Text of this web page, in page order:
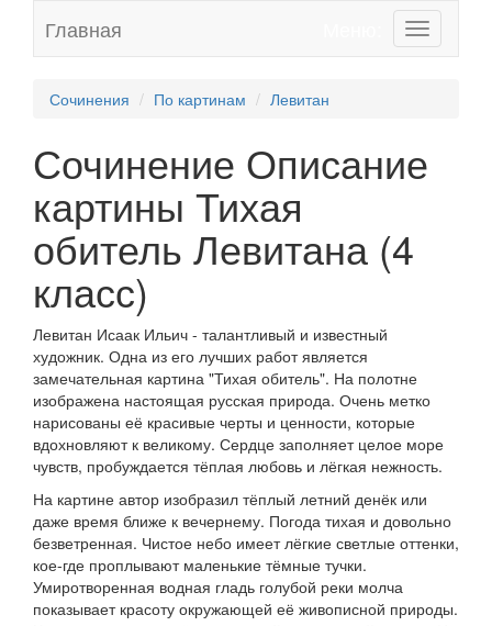
Toggle
navigation
Главная
Сочинения По картинам Левитан
Сочинение Описание
картины Тихая
обитель Левитана (4
класс)
Левитан Исаак Ильич - талантливый и известный
художник. Одна из его лучших работ является
замечательная картина "Тихая обитель". На полотне
изображена настоящая русская природа. Очень метко
нарисованы её красивые черты и ценности, которые
вдохновляют к великому. Сердце заполняет целое море
чувств, пробуждается тёплая любовь и лёгкая нежность.
На картине автор изобразил тёплый летний денёк или
даже время ближе к вечернему. Погода тихая и довольно
безветренная. Чистое небо имеет лёгкие светлые оттенки,
кое-где проплывают маленькие тёмные тучки.
Умиротворенная водная гладь голубой реки молча
показывает красоту окружающей её живописной природы.